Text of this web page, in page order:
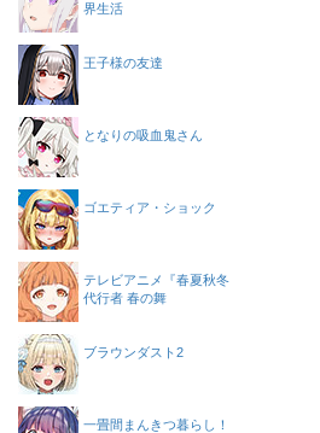
界生活
王子様の友達
となりの吸血鬼さん
ゴエティア・ショック
テレビアニメ『春夏秋冬
代行者 春の舞
ブラウンダスト2
一畳間まんきつ暮らし！